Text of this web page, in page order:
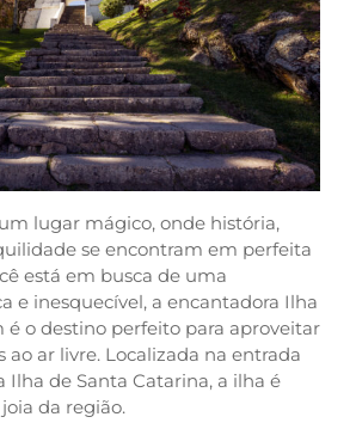
lugar mágico, onde história,
se encontram em perfeita
está em busca de uma
e inesquecível, a encantadora Ilha
o destino perfeito para aproveitar
ao ar livre. Localizada na entrada
Ilha de Santa Catarina, a ilha é
da região.